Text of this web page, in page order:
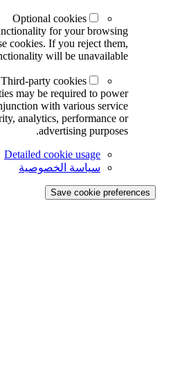
Optional cookies
for your browsing
cookies. If you reject them,
will be unavailable.
Third-party cookies
may be required to power
with various service
analytics, performance or
advertising purposes.
Detailed cookie usage
سياسة الخصوصية
Save cookie preferences